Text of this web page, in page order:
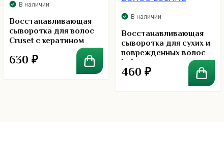
В наличии
Восстанавливающая
сыворотка для волос
Cruset с кератином
630 ₽
В наличии
Восстанавливающая
сыворотка для сухих и
поврежденных волос
Lolane
460 ₽